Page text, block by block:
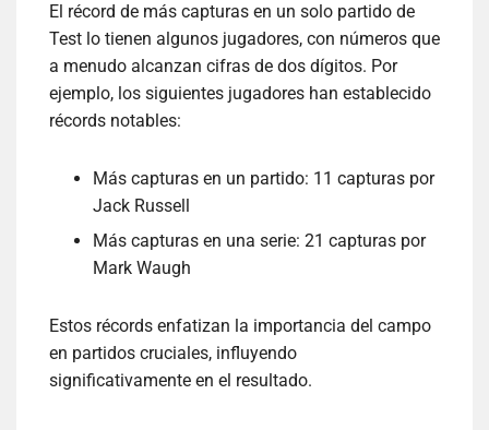
El récord de más capturas en un solo partido de
Test lo tienen algunos jugadores, con números que
a menudo alcanzan cifras de dos dígitos. Por
ejemplo, los siguientes jugadores han establecido
récords notables:
Más capturas en un partido: 11 capturas por
Jack Russell
Más capturas en una serie: 21 capturas por
Mark Waugh
Estos récords enfatizan la importancia del campo
en partidos cruciales, influyendo
significativamente en el resultado.